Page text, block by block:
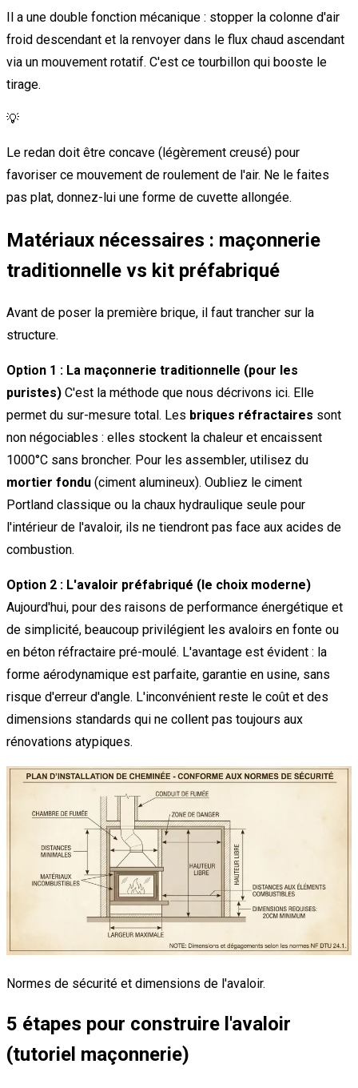
Il a une double fonction mécanique : stopper la colonne d'air
froid descendant et la renvoyer dans le flux chaud ascendant
via un mouvement rotatif. C'est ce tourbillon qui booste le
tirage.
💡
Le redan doit être concave (légèrement creusé) pour
favoriser ce mouvement de roulement de l'air. Ne le faites
pas plat, donnez-lui une forme de cuvette allongée.
Matériaux nécessaires : maçonnerie
traditionnelle vs kit préfabriqué
Avant de poser la première brique, il faut trancher sur la
structure.
Option 1 : La maçonnerie traditionnelle (pour les
puristes) C'est la méthode que nous décrivons ici. Elle
permet du sur-mesure total. Les briques réfractaires sont
non négociables : elles stockent la chaleur et encaissent
1000°C sans broncher. Pour les assembler, utilisez du
mortier fondu (ciment alumineux). Oubliez le ciment
Portland classique ou la chaux hydraulique seule pour
l'intérieur de l'avaloir, ils ne tiendront pas face aux acides de
combustion.
Option 2 : L'avaloir préfabriqué (le choix moderne)
Aujourd'hui, pour des raisons de performance énergétique et
de simplicité, beaucoup privilégient les avaloirs en fonte ou
en béton réfractaire pré-moulé. L'avantage est évident : la
forme aérodynamique est parfaite, garantie en usine, sans
risque d'erreur d'angle. L'inconvénient reste le coût et des
dimensions standards qui ne collent pas toujours aux
rénovations atypiques.
Normes de sécurité et dimensions de l'avaloir.
5 étapes pour construire l'avaloir
(tutoriel maçonnerie)